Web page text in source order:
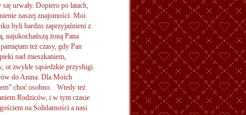
urwały. Dopiero po latach,
naszej znajomości. Moi
byli bardzo zaprzyjaźnieni z
najukochańszą żoną Pana
też czasy, gdy Pan
nad mieszkaniem,
zwykłe sąsiedzkie przysługi.
do Anina. Dla Moich
choć osobno. Wtedy też
Rodziców, i w tym czasie
na Solidarności a nasi